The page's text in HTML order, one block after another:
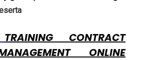
TRAINING CONTRACT
ONLINE